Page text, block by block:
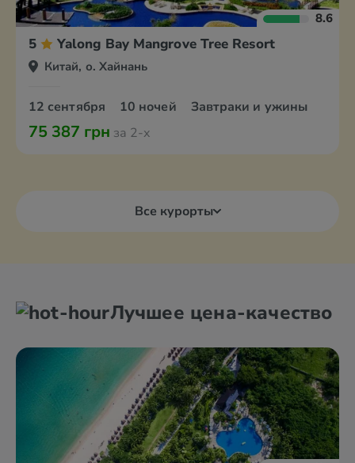
8.6
5 Yalong Bay Mangrove Tree Resort
Китай, о. Хайнань
12 сентября 10 ночей Завтраки и ужины
75 387 грн за 2-х
Все курорты
Лучшее цена-качество